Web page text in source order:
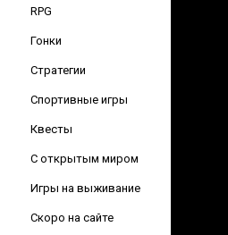
RPG
Гонки
Стратегии
Спортивные игры
Квесты
С открытым миром
Игры на выживание
Скоро на сайте